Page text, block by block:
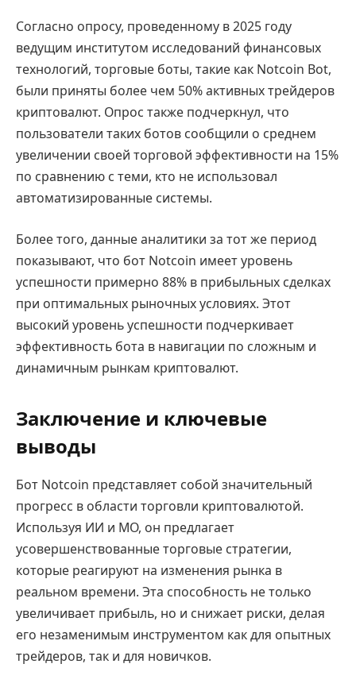
Согласно опросу, проведенному в 2025 году
ведущим институтом исследований финансовых
технологий, торговые боты, такие как Notcoin Bot,
были приняты более чем 50% активных трейдеров
криптовалют. Опрос также подчеркнул, что
пользователи таких ботов сообщили о среднем
увеличении своей торговой эффективности на 15%
по сравнению с теми, кто не использовал
автоматизированные системы.
Более того, данные аналитики за тот же период
показывают, что бот Notcoin имеет уровень
успешности примерно 88% в прибыльных сделках
при оптимальных рыночных условиях. Этот
высокий уровень успешности подчеркивает
эффективность бота в навигации по сложным и
динамичным рынкам криптовалют.
Заключение и ключевые
выводы
Бот Notcoin представляет собой значительный
прогресс в области торговли криптовалютой.
Используя ИИ и МО, он предлагает
усовершенствованные торговые стратегии,
которые реагируют на изменения рынка в
реальном времени. Эта способность не только
увеличивает прибыль, но и снижает риски, делая
его незаменимым инструментом как для опытных
трейдеров, так и для новичков.